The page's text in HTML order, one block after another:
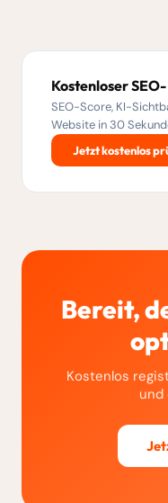
Kostenloser
SEO-Score, KI-
Website in 30
Jetzt kostenlos
Bereit,
Kostenlos
und